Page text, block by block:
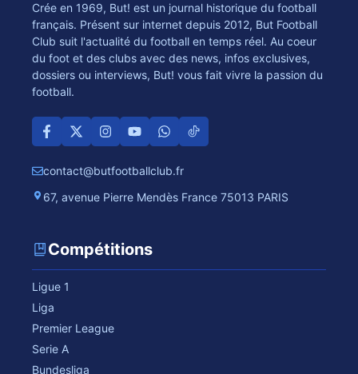
Crée en 1969, But! est un journal historique du football
français. Présent sur internet depuis 2012, But Football
Club suit l'actualité du football en temps réel. Au coeur
du foot et des clubs avec des news, infos exclusives,
dossiers ou interviews, But! vous fait vivre la passion du
football.
contact@butfootballclub.fr
67, avenue Pierre Mendès France 75013 PARIS
Compétitions
Ligue 1
Liga
Premier League
Serie A
Bundesliga